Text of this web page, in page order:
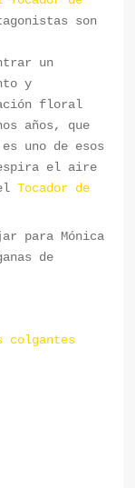
son
un
y
floral
años, que
uno de esos
el aire
Tocador de
para Mónica
de